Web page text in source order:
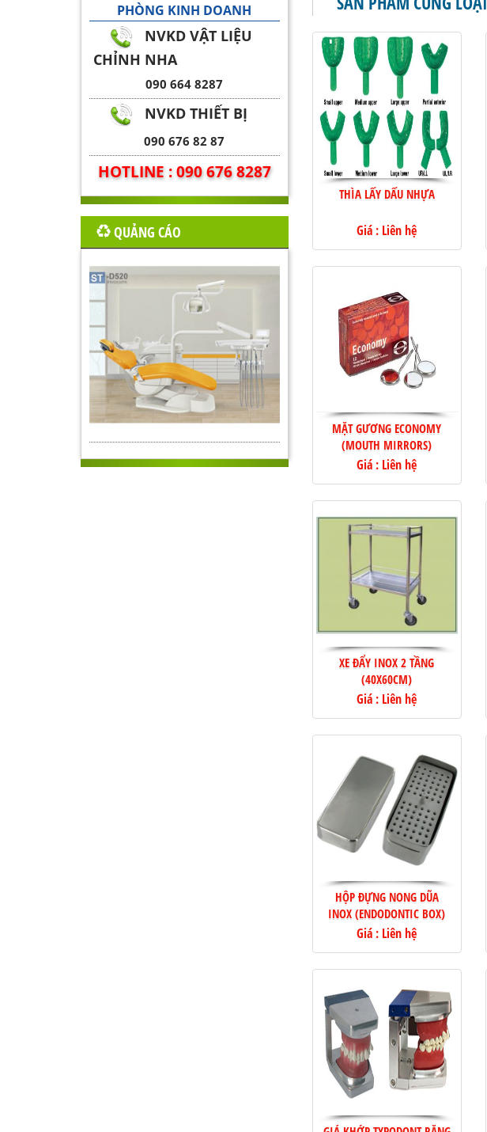
PHÒNG KINH DOANH
NVKD VẬT LIỆU
CHỈNH NHA
090 664 8287
NVKD THIẾT BỊ
090 676 82 87
HOTLINE : 090 676 8287
QUẢNG CÁO
THÌA LẤY DẤU NHỰA
Giá : Liên hệ
MẶT GƯƠNG ECONOMY
(MOUTH MIRRORS)
Giá : Liên hệ
XE ĐẨY INOX 2 TẦNG
(40X60CM)
Giá : Liên hệ
HỘP ĐỰNG NONG DŨA
INOX (ENDODONTIC BOX)
Giá : Liên hệ